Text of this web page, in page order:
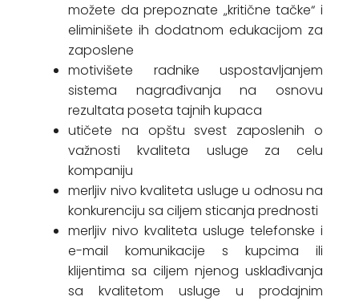
možete da prepoznate „kritične tačke“ i
eliminišete ih dodatnom edukacijom za
zaposlene
motivišete radnike uspostavljanjem
sistema nagrađivanja na osnovu
rezultata poseta tajnih kupaca
utičete na opštu svest zaposlenih o
važnosti kvaliteta usluge za celu
kompaniju
merljiv nivo kvaliteta usluge u odnosu na
konkurenciju sa ciljem sticanja prednosti
merljiv nivo kvaliteta usluge telefonske i
e-mail komunikacije s kupcima ili
klijentima sa ciljem njenog usklađivanja
sa kvalitetom usluge u prodajnim